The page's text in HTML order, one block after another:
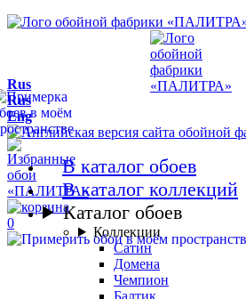
0
Rus
Rus
Eng
В каталог обоев
В каталог коллекций
Каталог обоев
Коллекции
Сатин
Домена
Чемпион
Балтик